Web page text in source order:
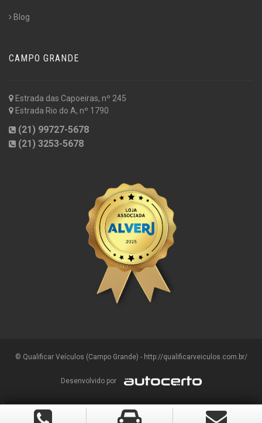
Blog
CAMPO GRANDE
Estrada das Capoeiras, nº 245
Estrada Rio do A, nº 1790
(21) 99727-5678
(21) 3253-5678
© Qualificar Veículos (Campo Grande) - http://qualificarveiculos.com.br/
Desenvolvido por